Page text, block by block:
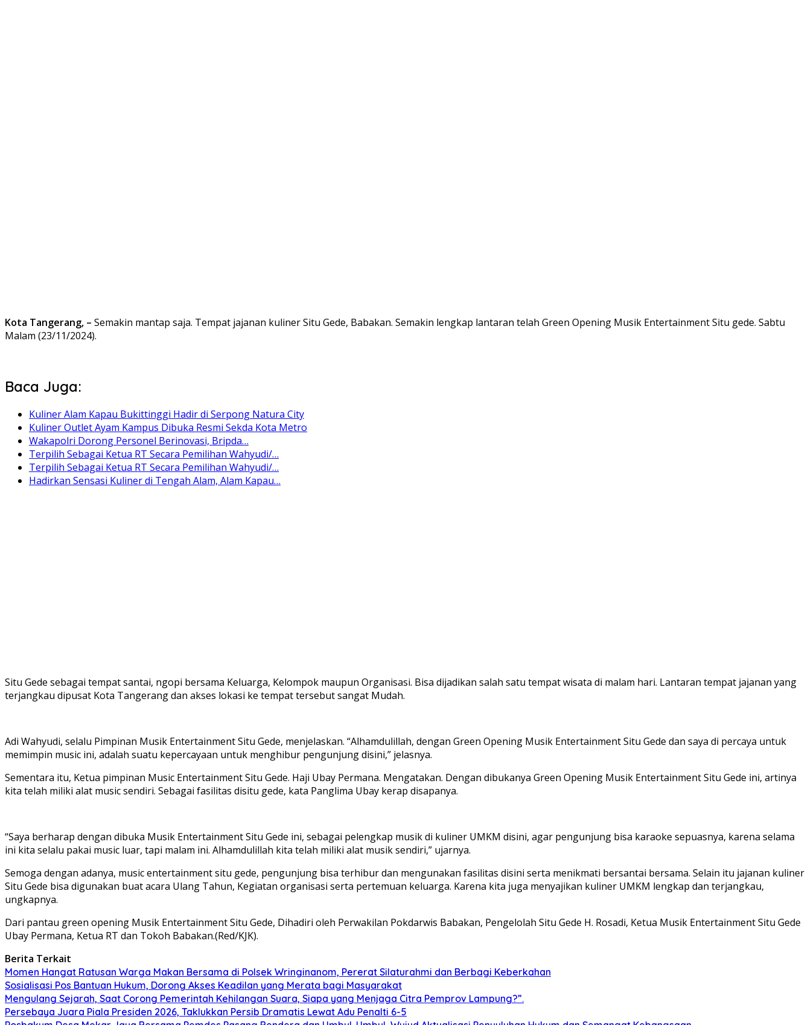
Kota Tangerang, – Semakin mantap saja. Tempat jajanan kuliner Situ Gede, Babakan. Semakin lengkap lantaran telah Green Opening Musik Entertainment Situ gede. Sabtu
Malam (23/11/2024).
Baca Juga:
Kuliner Alam Kapau Bukittinggi Hadir di Serpong Natura City
Kuliner Outlet Ayam Kampus Dibuka Resmi Sekda Kota Metro
Wakapolri Dorong Personel Berinovasi, Bripda…
Terpilih Sebagai Ketua RT Secara Pemilihan Wahyudi/…
Terpilih Sebagai Ketua RT Secara Pemilihan Wahyudi/…
Hadirkan Sensasi Kuliner di Tengah Alam, Alam Kapau…
Situ Gede sebagai tempat santai, ngopi bersama Keluarga, Kelompok maupun Organisasi. Bisa dijadikan salah satu tempat wisata di malam hari. Lantaran tempat jajanan yang
terjangkau dipusat Kota Tangerang dan akses lokasi ke tempat tersebut sangat Mudah.
Adi Wahyudi, selalu Pimpinan Musik Entertainment Situ Gede, menjelaskan. “Alhamdulillah, dengan Green Opening Musik Entertainment Situ Gede dan saya di percaya untuk
memimpin music ini, adalah suatu kepercayaan untuk menghibur pengunjung disini,” jelasnya.
Sementara itu, Ketua pimpinan Music Entertainment Situ Gede. Haji Ubay Permana. Mengatakan. Dengan dibukanya Green Opening Musik Entertainment Situ Gede ini, artinya
kita telah miliki alat music sendiri. Sebagai fasilitas disitu gede, kata Panglima Ubay kerap disapanya.
“Saya berharap dengan dibuka Musik Entertainment Situ Gede ini, sebagai pelengkap musik di kuliner UMKM disini, agar pengunjung bisa karaoke sepuasnya, karena selama
ini kita selalu pakai music luar, tapi malam ini. Alhamdulillah kita telah miliki alat musik sendiri,” ujarnya.
Semoga dengan adanya, music entertainment situ gede, pengunjung bisa terhibur dan mengunakan fasilitas disini serta menikmati bersantai bersama. Selain itu jajanan kuliner
Situ Gede bisa digunakan buat acara Ulang Tahun, Kegiatan organisasi serta pertemuan keluarga. Karena kita juga menyajikan kuliner UMKM lengkap dan terjangkau,
ungkapnya.
Dari pantau green opening Musik Entertainment Situ Gede, Dihadiri oleh Perwakilan Pokdarwis Babakan, Pengelolah Situ Gede H. Rosadi, Ketua Musik Entertainment Situ Gede
Ubay Permana, Ketua RT dan Tokoh Babakan.(Red/KJK).
Berita Terkait
Momen Hangat Ratusan Warga Makan Bersama di Polsek Wringinanom, Pererat Silaturahmi dan Berbagi Keberkahan
Sosialisasi Pos Bantuan Hukum, Dorong Akses Keadilan yang Merata bagi Masyarakat
Mengulang Sejarah, Saat Corong Pemerintah Kehilangan Suara, Siapa yang Menjaga Citra Pemprov Lampung?”.
Persebaya Juara Piala Presiden 2026, Taklukkan Persib Dramatis Lewat Adu Penalti 6-5